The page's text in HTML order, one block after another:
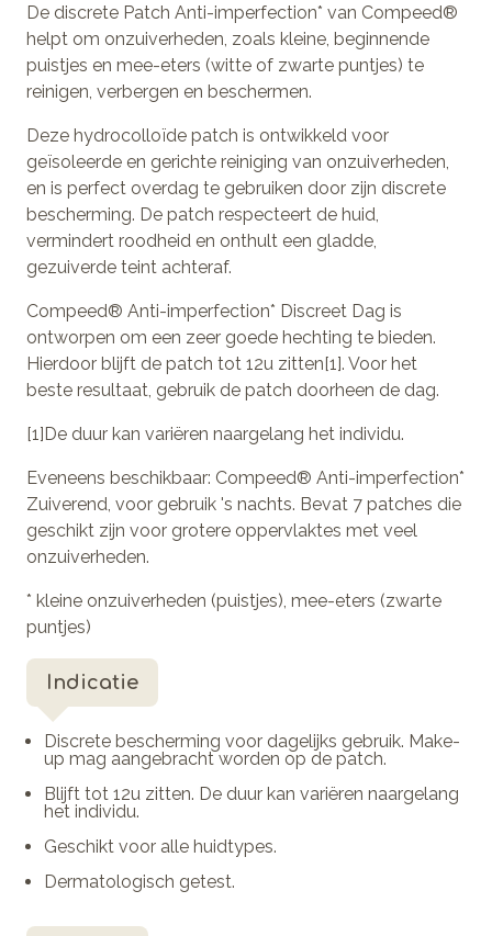
De discrete Patch Anti-imperfection* van Compeed®
helpt om onzuiverheden, zoals kleine, beginnende
puistjes en mee-eters (witte of zwarte puntjes) te
reinigen, verbergen en beschermen.
Deze hydrocolloïde patch is ontwikkeld voor
geïsoleerde en gerichte reiniging van onzuiverheden,
en is perfect overdag te gebruiken door zijn discrete
bescherming. De patch respecteert de huid,
vermindert roodheid en onthult een gladde,
gezuiverde teint achteraf.
Compeed® Anti-imperfection* Discreet Dag is
ontworpen om een zeer goede hechting te bieden.
Hierdoor blijft de patch tot 12u zitten[1]. Voor het
beste resultaat, gebruik de patch doorheen de dag.
[1]De duur kan variëren naargelang het individu.
Eveneens beschikbaar: Compeed® Anti-imperfection*
Zuiverend, voor gebruik 's nachts. Bevat 7 patches die
geschikt zijn voor grotere oppervlaktes met veel
onzuiverheden.
* kleine onzuiverheden (puistjes), mee-eters (zwarte
puntjes)
Indicatie
Discrete bescherming voor dagelijks gebruik. Make-
up mag aangebracht worden op de patch.
Blijft tot 12u zitten. De duur kan variëren naargelang
het individu.
Geschikt voor alle huidtypes.
Dermatologisch getest.